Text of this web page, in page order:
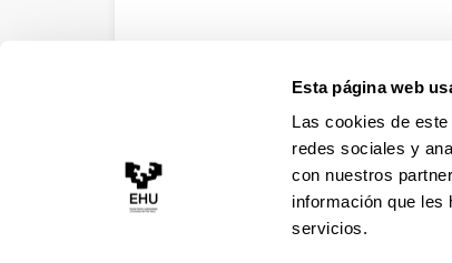
Esta página web
Las cookies de
redes sociales y
con nuestros
información que les
servicios.